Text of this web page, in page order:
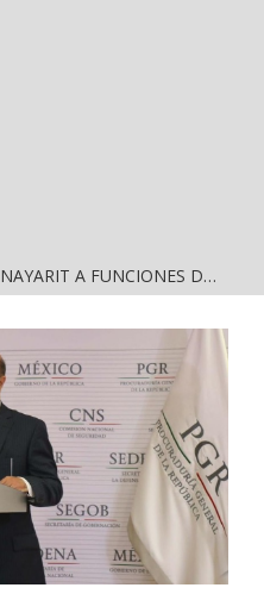
INVITA EL CORAZÓN DE NAYARIT A FUNCIONES DE CINE GRATUITAS EN LA CONCHA ACÚSTICA